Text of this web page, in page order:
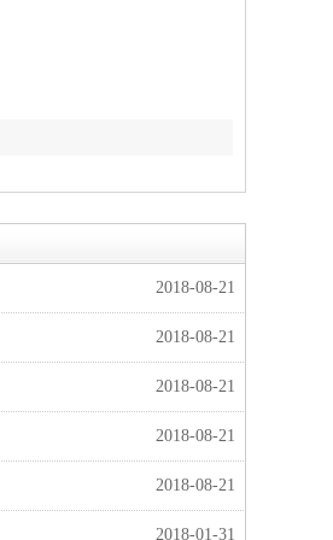
2018-08-21
2018-08-21
2018-08-21
2018-08-21
2018-08-21
2018-01-31